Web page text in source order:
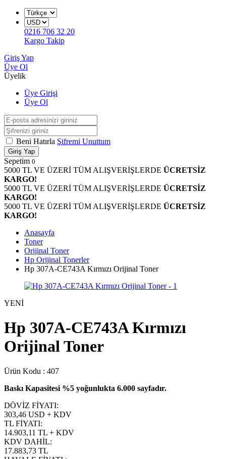
0216 706 32 20
Kargo Takip
Giriş Yap
Üye Ol
Üyelik
Üye Girişi
Üye Ol
Beni Hatırla Şifremi Unuttum
Giriş Yap
Sepetim 0
5000 TL VE ÜZERİ TÜM ALIŞVERİŞLERDE ÜCRETSİZ
KARGO!
5000 TL VE ÜZERİ TÜM ALIŞVERİŞLERDE ÜCRETSİZ
KARGO!
5000 TL VE ÜZERİ TÜM ALIŞVERİŞLERDE ÜCRETSİZ
KARGO!
Anasayfa
Toner
Orijinal Toner
Hp Orijinal Tonerler
Hp 307A-CE743A Kırmızı Orijinal Toner
YENİ
Hp 307A-CE743A Kırmızı
Orijinal Toner
Ürün Kodu : 407
Baskı Kapasitesi %5 yoğunlukta 6.000 sayfadır.
DÖVİZ FİYATI:
303,46 USD + KDV
TL FİYATI:
14.903,11 TL + KDV
KDV DAHİL:
17.883,73 TL